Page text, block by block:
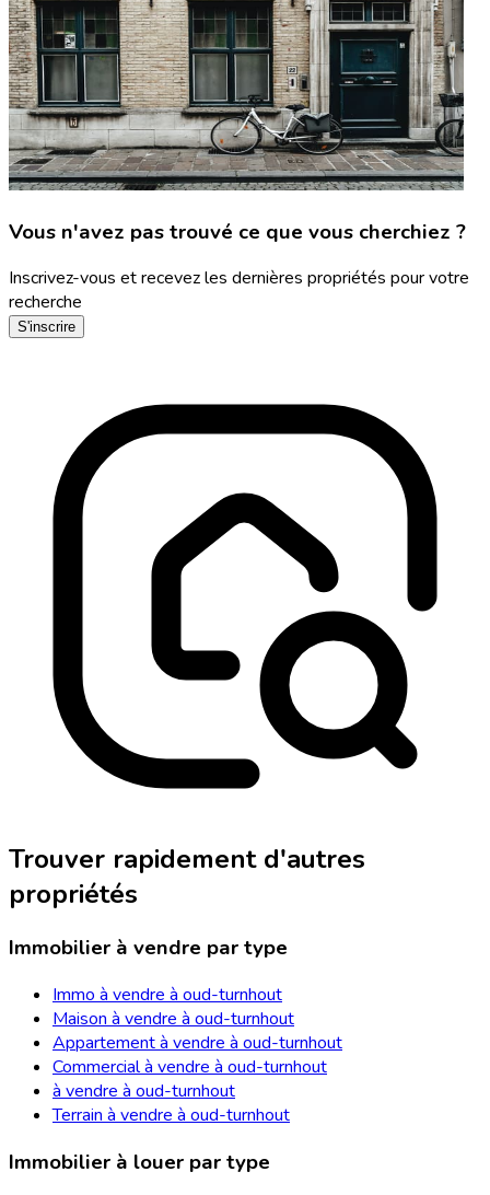
Vous n'avez pas trouvé ce que vous cherchiez ?
Inscrivez-vous et recevez les dernières propriétés pour votre
recherche
S'inscrire
Trouver rapidement d'autres
propriétés
Immobilier à vendre par type
Immo à vendre à oud-turnhout
Maison à vendre à oud-turnhout
Appartement à vendre à oud-turnhout
Commercial à vendre à oud-turnhout
à vendre à oud-turnhout
Terrain à vendre à oud-turnhout
Immobilier à louer par type